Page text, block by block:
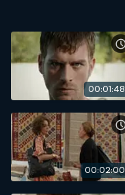
00:01:48
00:02:00